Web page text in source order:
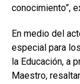
conocimiento”,
En medio del
especial para
la Educación, a
Maestro,